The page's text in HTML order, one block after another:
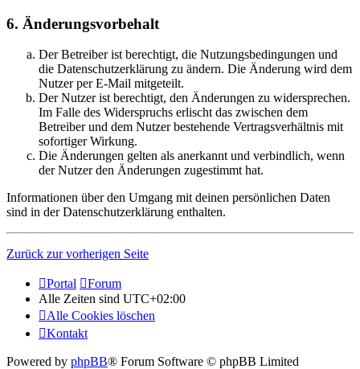
6. Änderungsvorbehalt
Der Betreiber ist berechtigt, die Nutzungsbedingungen und
die Datenschutzerklärung zu ändern. Die Änderung wird dem
Nutzer per E-Mail mitgeteilt.
Der Nutzer ist berechtigt, den Änderungen zu widersprechen.
Im Falle des Widerspruchs erlischt das zwischen dem
Betreiber und dem Nutzer bestehende Vertragsverhältnis mit
sofortiger Wirkung.
Die Änderungen gelten als anerkannt und verbindlich, wenn
der Nutzer den Änderungen zugestimmt hat.
Informationen über den Umgang mit deinen persönlichen Daten
sind in der Datenschutzerklärung enthalten.
Zurück zur vorherigen Seite
Portal
Forum
Alle Zeiten sind UTC+02:00
Alle Cookies löschen
Kontakt
Powered by phpBB® Forum Software © phpBB Limited